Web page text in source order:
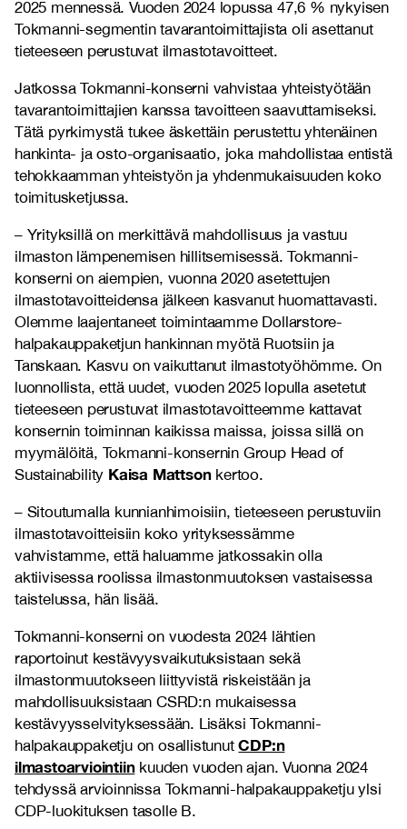
2025 mennessä. Vuoden 2024 lopussa 47,6 % nykyisen
Tokmanni-segmentin tavarantoimittajista oli asettanut
tieteeseen perustuvat ilmastotavoitteet.
Jatkossa Tokmanni-konserni vahvistaa yhteistyötään
tavarantoimittajien kanssa tavoitteen saavuttamiseksi.
Tätä pyrkimystä tukee äskettäin perustettu yhtenäinen
hankinta- ja osto-organisaatio, joka mahdollistaa entistä
tehokkaamman yhteistyön ja yhdenmukaisuuden koko
toimitusketjussa.
– Yrityksillä on merkittävä mahdollisuus ja vastuu
ilmaston lämpenemisen hillitsemisessä. Tokmanni-
konserni on aiempien, vuonna 2020 asetettujen
ilmastotavoitteidensa jälkeen kasvanut huomattavasti.
Olemme laajentaneet toimintaamme Dollarstore-
halpakauppaketjun hankinnan myötä Ruotsiin ja
Tanskaan. Kasvu on vaikuttanut ilmastotyöhömme. On
luonnollista, että uudet, vuoden 2025 lopulla asetetut
tieteeseen perustuvat ilmastotavoitteemme kattavat
konsernin toiminnan kaikissa maissa, joissa sillä on
myymälöitä, Tokmanni-konsernin Group Head of
Sustainability Kaisa Mattsonkertoo.
– Sitoutumalla kunnianhimoisiin, tieteeseen perustuviin
ilmastotavoitteisiin koko yrityksessämme
vahvistamme, että haluamme jatkossakin olla
aktiivisessa roolissa ilmastonmuutoksen vastaisessa
taistelussa, hän lisää.
Tokmanni-konserni on vuodesta 2024 lähtien
raportoinut kestävyysvaikutuksistaan sekä
ilmastonmuutokseen liittyvistä riskeistään ja
mahdollisuuksistaan CSRD:n mukaisessa
kestävyysselvityksessään. Lisäksi Tokmanni-
halpakauppaketju on osallistunutCDP:n
ilmastoarviointiinkuuden vuoden ajan. Vuonna 2024
tehdyssä arvioinnissa Tokmanni-halpakauppaketju ylsi
CDP-luokituksen tasolle B.